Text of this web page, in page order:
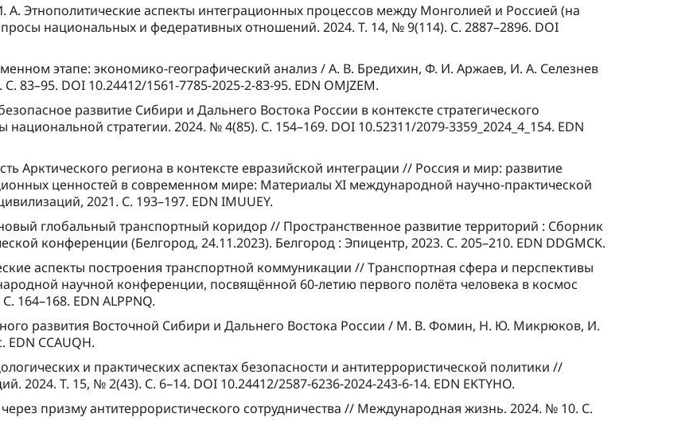
А. Этнополитические аспекты интеграционных процессов между Монголией и Россией (на
национальных и федеративных отношений. 2024. Т. 14, № 9(114). С. 2887–2896. DOI
этапе: экономико-географический анализ / А. В. Бредихин, Ф. И. Аржаев, И. А. Селезнев
83–95. DOI 10.24412/1561-7785-2025-2-83-95. EDN OMJZEM.
развитие Сибири и Дальнего Востока России в контексте стратегического
стратегии. 2024. № 4(85). С. 154–169. DOI 10.52311/2079-3359_2024_4_154. EDN
Арктического региона в контексте евразийской интеграции // Россия и мир: развитие
ценностей в современном мире: Материалы XI международной научно-практической
2021. С. 193–197. EDN IMUUEY.
глобальный транспортный коридор // Пространственное развитие территорий : Сборник
конференции (Белгород, 24.11.2023). Белгород : Эпицентр, 2023. С. 205–210. EDN DDGMCK.
аспекты построения транспортной коммуникации // Транспортная сфера и перспективы
научной конференции, посвящённой 60-летию первого полёта человека в космос
164–168. EDN ALPPNQ.
развития Восточной Сибири и Дальнего Востока России / М. В. Фомин, Н. Ю. Микрюков, И.
CCAUQH.
и практических аспектах безопасности и антитеррористической политики //
2024. Т. 15, № 2(43). С. 6–14. DOI 10.24412/2587-6236-2024-243-6-14. EDN EKTYHO.
призму антитеррористического сотрудничества // Международная жизнь. 2024. № 10. С.